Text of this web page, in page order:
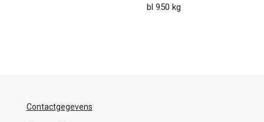
bl 950 kg
Contactgegevens